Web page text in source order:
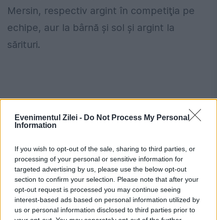
Evenimentul Zilei - Do Not Process My Personal
Information
If you wish to opt-out of the sale, sharing to third parties, or
processing of your personal or sensitive information for
targeted advertising by us, please use the below opt-out
section to confirm your selection. Please note that after your
opt-out request is processed you may continue seeing
interest-based ads based on personal information utilized by
us or personal information disclosed to third parties prior to
Mersin, respectiv argint în competiţia pe
echipe, aur la bârnă şi sol și argint la
sărituri.
Alegeri la Federația Română de
Gimnastică